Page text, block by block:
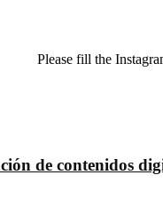
Please fill the
de contenidos